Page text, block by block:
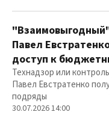
Павел
доступ к
Технадзор или
Павел Евстратенко
подряды
30.07.2026 14:00